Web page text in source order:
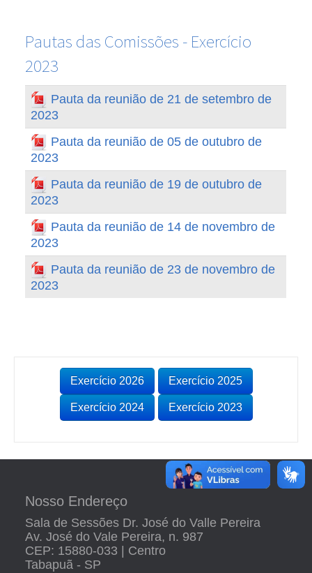
Pautas das Comissões - Exercício
2023
Pauta da reunião de 21 de setembro de
2023
Pauta da reunião de 05 de outubro de
2023
Pauta da reunião de 19 de outubro de
2023
Pauta da reunião de 14 de novembro de
2023
Pauta da reunião de 23 de novembro de
2023
Exercício 2026 Exercício 2025
Exercício 2024 Exercício 2023
Nosso Endereço
Sala de Sessões Dr. José do Valle Pereira
Av. José do Vale Pereira, n. 987
CEP: 15880-033 | Centro
Tabapuã - SP